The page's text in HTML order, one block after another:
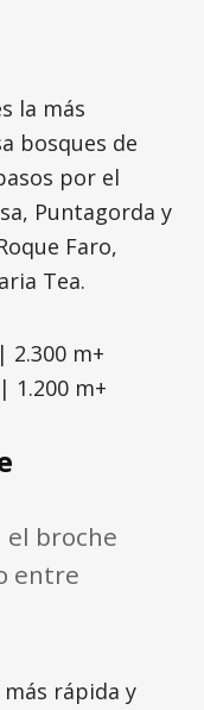
la más
bosques de
por el
Puntagorda y
Faro,
Tea.
2.300 m+
1.200 m+
broche
entre
rápida y